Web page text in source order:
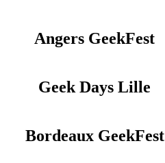
Angers GeekFest
Geek Days Lille
Bordeaux GeekFest